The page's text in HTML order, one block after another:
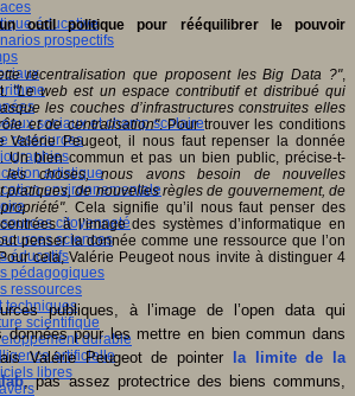
éducative
prospectifs
sociaux et champ scolaire
ressources
artistique
environnementale
citoyenneté
sciences
éducatifs
pédagogiques
ressources
techniques
scientifique
durable
artificielle
libres
outil politique pour rééquilibrer le pouvoir
recentralisation que proposent les Big Data ?",
"Le web est un espace contributif et distribué qui
les couches d’infrastructures construites elles
et de centralisation". Pour trouver les conditions
Valérie Peugeot, il nous faut repenser la donnée
Un bien commun et pas un bien public, précise-t-
les choses, nous avons besoin de nouvelles
pratiques, de nouvelles règles de gouvernement, de
. Cela signifie qu’il nous faut penser des
à l’image des systèmes d’informatique en
penser la donnée comme une ressource que l’on
cela, Valérie Peugeot nous invite à distinguer 4
publiques, à l’image de l’open data qui
données pour les mettre en bien commun dans
Valérie Peugeot de pointer
la limite de la
, pas assez protectrice des biens communs,